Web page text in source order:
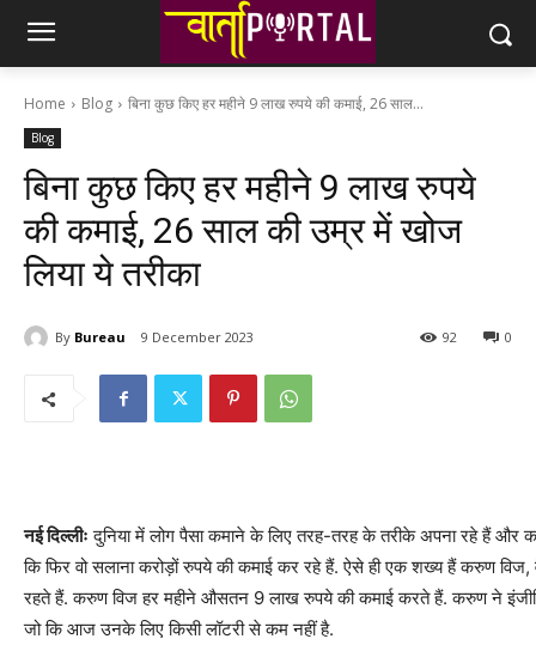
Home Blog बिना कुछ किए हर महीने 9 लाख रुपये की कमाई, 26 साल...
Blog
बिना कुछ किए हर महीने 9 लाख रुपये
की कमाई, 26 साल की उम्र में खोज
लिया ये तरीका
By Bureau 9 December 2023 0
92
नई दिल्लीः दुनिया में लोग पैसा कमाने के लिए तरह-तरह के तरीके अपना रहे हैं और
कि फिर वो सलाना करोड़ों रुपये की कमाई कर रहे हैं. ऐसे ही एक शख्य हैं करुण
रहते हैं. करुण विज हर महीने औसतन 9 लाख रुपये की कमाई करते हैं. करुण ने
जो कि आज उनके लिए किसी लॉटरी से कम नहीं है.